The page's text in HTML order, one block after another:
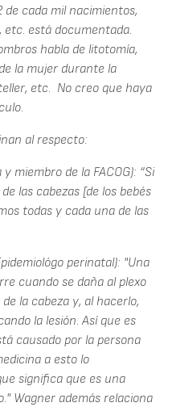
de cada mil nacimientos,
está documentada.
habla de litotomía,
la mujer durante la
etc. No creo que haya
al respecto:
miembro de la FACOG): “Si
las cabezas [de los bebés
todas y cada una de las
perinatal): "Una
cuando se daña al plexo
la cabeza y, al hacerlo,
la lesión. Así que es
causado por la persona
a esto lo
significa que es una
Wagner además relaciona